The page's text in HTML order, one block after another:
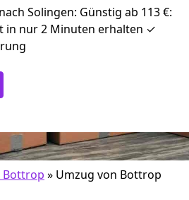
Solingen: Günstig ab 113 €:
in nur 2 Minuten erhalten ✓
Bottrop » Umzug von Bottrop